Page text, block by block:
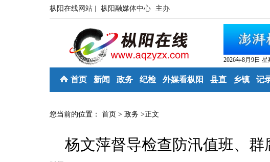
枞阳在线网站 | 枞阳融媒体中心 主办
2026年8月9日 星
首页 新闻 政务 纪检 外媒看枞阳 县直 乡镇 记
您当前的位置： 首页 > 政务 >正文
杨文萍督导检查防汛值班、